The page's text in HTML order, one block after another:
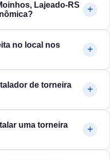
Lajeado‑RS
no local nos
de torneira
uma torneira